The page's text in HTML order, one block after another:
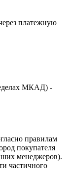
платежную
МКАД) -
правилам
покупателя
менеджеров).
частичного